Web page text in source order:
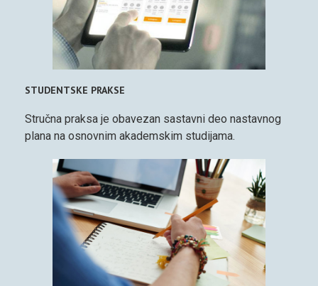
STUDENTSKE PRAKSE
Stručna praksa je obavezan sastavni deo nastavnog
plana na osnovnim akademskim studijama.